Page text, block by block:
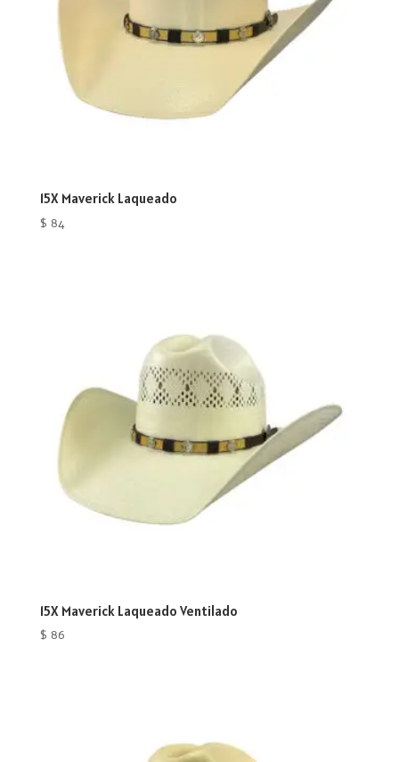
15X Maverick Laqueado
$ 84
15X Maverick Laqueado Ventilado
$ 86